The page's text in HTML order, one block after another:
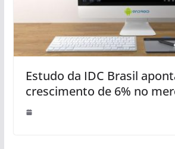
Estudo da IDC Brasil
crescimento de 6% no